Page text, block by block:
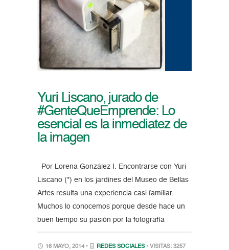
Yuri Liscano, jurado de
#GenteQueEmprende: Lo
esencial es la inmediatez de
la imagen
Por Lorena González I. Encontrarse con Yuri
Liscano (*) en los jardines del Museo de Bellas
Artes resulta una experiencia casi familiar.
Muchos lo conocemos porque desde hace un
buen tiempo su pasión por la fotografía
16 MAYO, 2014 • REDES SOCIALES • VISITAS: 3257